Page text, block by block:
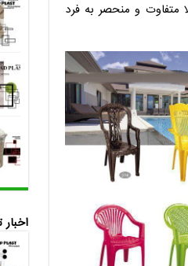
متفاوت و منحصر به فرد